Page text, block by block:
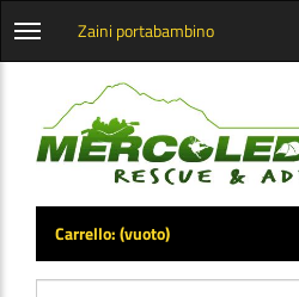
Apri
categorie
Zaini portabambino
Carrello:(vuoto)